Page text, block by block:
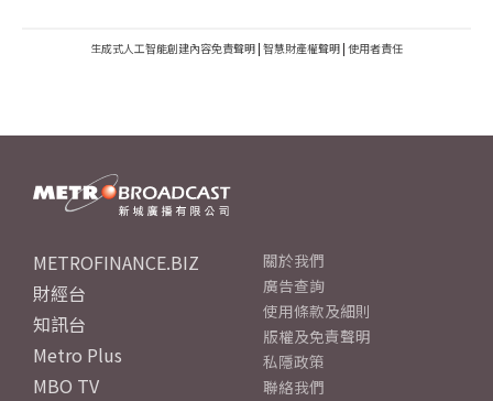
生成式人工智能創建內容免責聲明 | 智慧財產權聲明 | 使用者責任
METROFINANCE.BIZ
財經台
知訊台
Metro Plus
MBO TV
關於我們
廣告查詢
使用條款及細則
版權及免責聲明
私隱政策
聯絡我們